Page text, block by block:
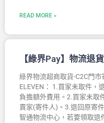
READ MORE »
【綠界Pay】物流退
綠界物流超商取貨-C2C門
ELEVEN： 1.買家未取件，
負擔額外費用。2.買家未取
賣家(寄件人)。3.退回原寄
智通物流中心，若要領取退